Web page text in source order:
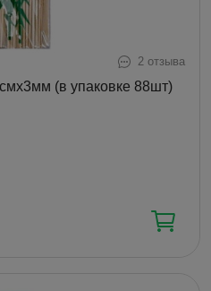
2 отзыва
(в упаковке 88шт)